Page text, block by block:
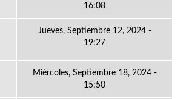
16:08
Jueves, Septiembre 12, 2024 -
19:27
Miércoles, Septiembre 18, 2024 -
15:50